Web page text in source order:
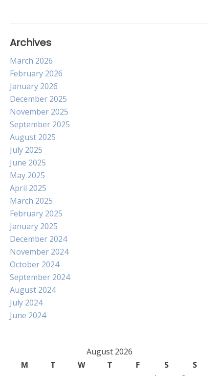
Archives
March 2026
February 2026
January 2026
December 2025
November 2025
September 2025
August 2025
July 2025
June 2025
May 2025
April 2025
March 2025
February 2025
January 2025
December 2024
November 2024
October 2024
September 2024
August 2024
July 2024
June 2024
August 2026
M
T W T F S
S